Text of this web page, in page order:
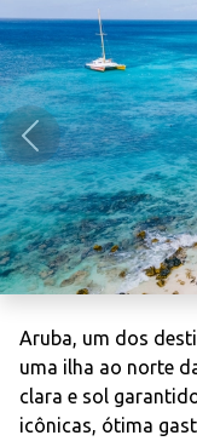
Anterior
Aruba, um dos
uma ilha ao norte
clara e sol
icônicas, ótima